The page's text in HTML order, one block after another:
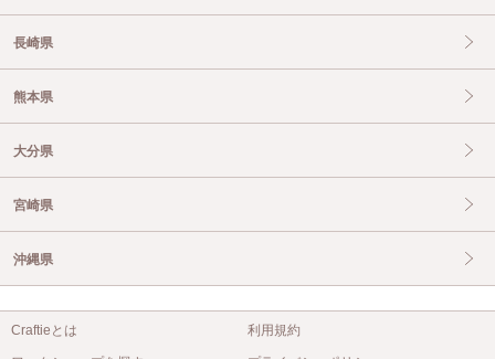
長崎県
熊本県
大分県
宮崎県
沖縄県
Craftieとは 利用規約